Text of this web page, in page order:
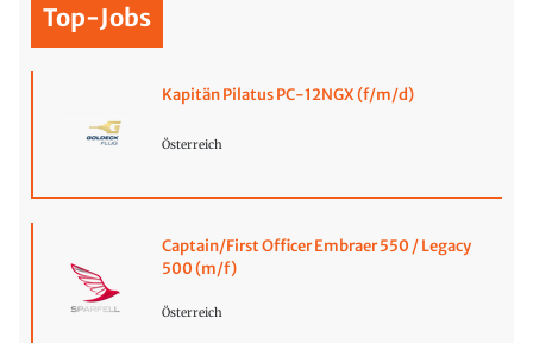
Top-Jobs
Kapitän Pilatus PC-12NGX (f/m/d)
Österreich
Captain/First Officer Embraer 550 / Legacy
500 (m/f)
Österreich